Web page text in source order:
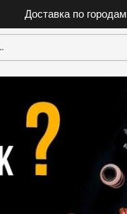
Доставка по городам